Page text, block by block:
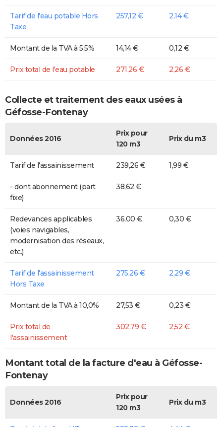
Tarif de l'eau potable Hors
Taxe
257,12 € 2,14 €
Montant de la TVA à 5,5% 14,14 € 0,12 €
Prix total de l'eau potable 271,26 € 2,26 €
Collecte et traitement des eaux usées à
Géfosse-Fontenay
Données 2016
Prix pour
120 m3
Prix du m3
Tarif de l'assainissement 239,26 € 1,99 €
- dont abonnement (part
fixe)
38,62 €
Redevances applicables
(voies navigables,
modernisation des réseaux,
etc.)
36,00 € 0,30 €
Tarif de l'assainissement
Hors Taxe
275,26 € 2,29 €
Montant de la TVA à 10,0% 27,53 € 0,23 €
Prix total de
l'assainissement
302,79 € 2,52 €
Montant total de la facture d'eau à Géfosse-
Fontenay
Données 2016
Prix pour
120 m3
Prix du m3